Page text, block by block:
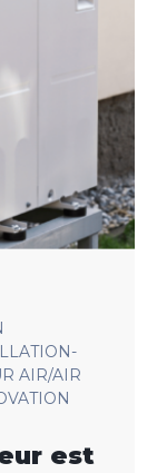
AIR/AIR
est